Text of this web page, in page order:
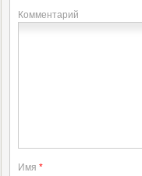
Комментарий
Имя *